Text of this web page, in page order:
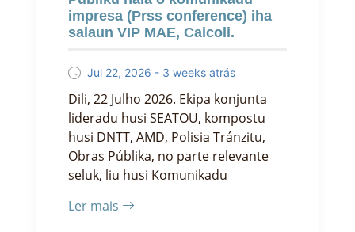
impresa (Prss conference) iha
salaun VIP MAE, Caicoli.
Jul 22, 2026 - 3 weeks atrás
Dili, 22 Julho 2026. Ekipa konjunta
lideradu husi SEATOU, kompostu
husi DNTT, AMD, Polisia Tránzitu,
Obras Públika, no parte relevante
seluk, liu husi Komunikadu
Ler mais